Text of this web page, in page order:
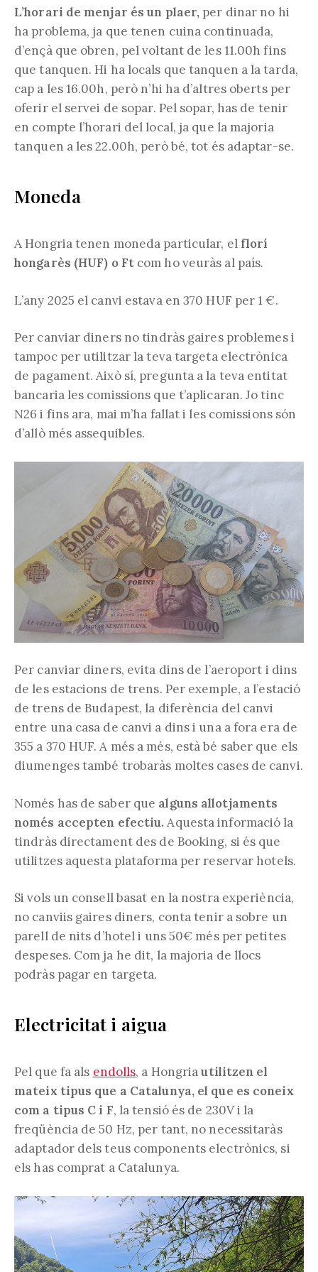
L’horari de menjar és un plaer, per dinar no hi
ha problema, ja que tenen cuina continuada,
d’ençà que obren, pel voltant de les 11.00h fins
que tanquen. Hi ha locals que tanquen a la tarda,
cap a les 16.00h, però n’hi ha d’altres oberts per
oferir el servei de sopar. Pel sopar, has de tenir
en compte l’horari del local, ja que la majoria
tanquen a les 22.00h, però bé, tot és adaptar-se.
Moneda
A Hongria tenen moneda particular, el florí
hongarès (HUF) o Ftcom ho veuràs al país.
L’any 2025 el canvi estava en 370 HUF per 1 €.
Per canviar diners no tindràs gaires problemes i
tampoc per utilitzar la teva targeta electrònica
de pagament. Això sí, pregunta a la teva entitat
bancaria les comissions que t’aplicaran. Jo tinc
N26 i fins ara, mai m’ha fallat i les comissions són
d’allò més assequibles.
Per canviar diners, evita dins de l’aeroport i dins
de les estacions de trens. Per exemple, a l’estació
de trens de Budapest, la diferència del canvi
entre una casa de canvi a dins i una a fora era de
355 a 370 HUF. A més a més, està bé saber que els
diumenges també trobaràs moltes cases de canvi.
Només has de saber que alguns allotjaments
només accepten efectiu.Aquesta informació la
tindràs directament des de Booking, si és que
utilitzes aquesta plataforma per reservar hotels.
Si vols un consell basat en la nostra experiència,
no canviis gaires diners, conta tenir a sobre un
parell de nits d’hotel i uns 50€ més per petites
despeses. Com ja he dit, la majoria de llocs
podràs pagar en targeta.
Electricitat i aigua
Pel que fa als endolls, a Hongriautilitzen el
mateix tipus que a Catalunya, el que es coneix
com a tipus C i F, la tensió és de 230V i la
freqüència de 50 Hz, per tant, no necessitaràs
adaptador dels teus components electrònics, si
els has comprat a Catalunya.